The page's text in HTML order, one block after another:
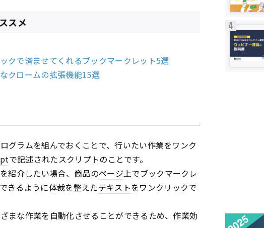
スメ
クで済ませてくれるブックマークレット5選
クロームの拡張機能15選
グラムを組んでおくことで、行いたい作業をワンク
で記述されたスクリプトのことです。
を紹介したい場合、商品のページ 上でブックマークレ
きるように体裁を整えたテキストをワンクリックで
まな作業を自動化させることができるため、作業効